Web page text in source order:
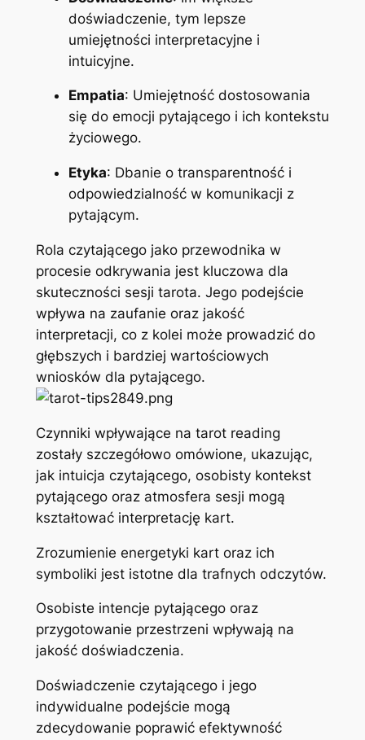
doświadczenie, tym lepsze
umiejętności interpretacyjne i
intuicyjne.
Empatia: Umiejętność dostosowania
się do emocji pytającego i ich kontekstu
życiowego.
Etyka: Dbanie o transparentność i
odpowiedzialność w komunikacji z
pytającym.
Rola czytającego jako przewodnika w
procesie odkrywania jest kluczowa dla
skuteczności sesji tarota. Jego podejście
wpływa na zaufanie oraz jakość
interpretacji, co z kolei może prowadzić do
głębszych i bardziej wartościowych
wniosków dla pytającego.
Czynniki wpływające na tarot reading
zostały szczegółowo omówione, ukazując,
jak intuicja czytającego, osobisty kontekst
pytającego oraz atmosfera sesji mogą
kształtować interpretację kart.
Zrozumienie energetyki kart oraz ich
symboliki jest istotne dla trafnych odczytów.
Osobiste intencje pytającego oraz
przygotowanie przestrzeni wpływają na
jakość doświadczenia.
Doświadczenie czytającego i jego
indywidualne podejście mogą
zdecydowanie poprawić efektywność